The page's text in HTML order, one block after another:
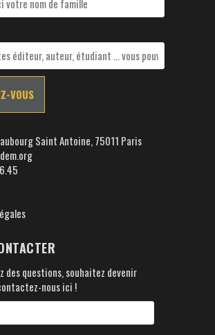
Saint Antoine, 75011 Paris
des questions, souhaitez devenir
nous ici !